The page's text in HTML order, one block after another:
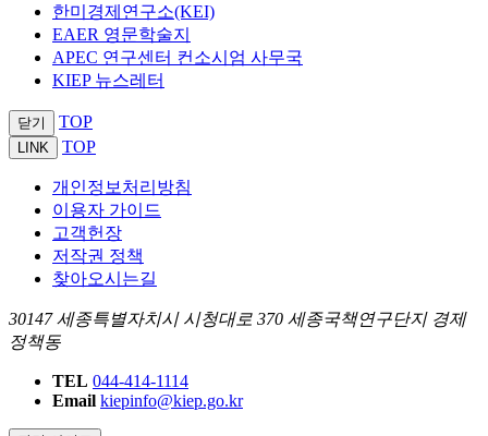
한미경제연구소(KEI)
EAER 영문학술지
APEC 연구센터 컨소시엄 사무국
KIEP 뉴스레터
닫기 TOP
LINK TOP
개인정보처리방침
이용자 가이드
고객헌장
저작권 정책
찾아오시는길
30147 세종특별자치시 시청대로 370 세종국책연구단지 경제
정책동
TEL 044-414-1114
Email kiepinfo@kiep.go.kr